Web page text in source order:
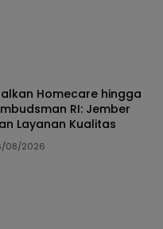
Homecare hingga
RI: Jember
Layanan Kualitas
08/2026